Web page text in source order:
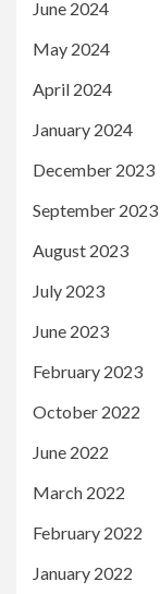
June 2024
May 2024
April 2024
January 2024
December 2023
September 2023
August 2023
July 2023
June 2023
February 2023
October 2022
June 2022
March 2022
February 2022
January 2022